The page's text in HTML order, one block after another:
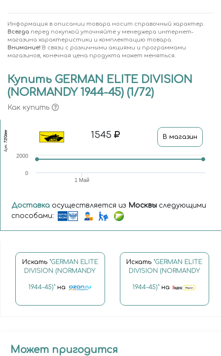
Информация в описании товара носит справочный характер.
Всегда перед покупкой уточняйте у менеджера интернет-
магазина характеристики и комплектацию товара.
Внимание! В связи с различными акциями и программами
магазинов, конечная цена продукта может меняться.
Купить GERMAN ELITE DIVISION
(NORMANDY 1944-45) (1/72)
Как купить
Арт.
72106mr 1545 В магазин
1 Май
0
2000
Доставка осуществляется из Москвы следующими
способами:
Искать "GERMAN ELITE
DIVISION (NORMANDY
1944-45)"на
Искать "GERMAN ELITE
DIVISION (NORMANDY
1944-45)" на
Может пригодится